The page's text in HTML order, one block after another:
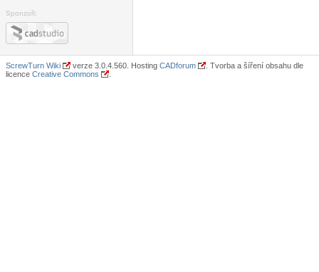
Sponzoři:
ScrewTurn Wiki verze 3.0.4.560. Hosting CADforum
. Tvorba a šíření obsahu dle
licence Creative Commons